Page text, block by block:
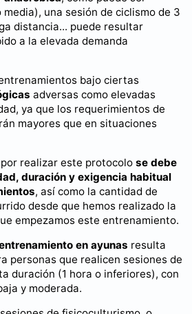
una sesión de ciclismo de 3
distancia... puede resultar
a la elevada demanda
bajo ciertas
adversas como elevadas
ya que los requerimientos de
mayores que en situaciones
realizar este protocolo se debe
duración y exigencia habitual
, así como la cantidad de
desde que hemos realizado la
empezamos este entrenamiento.
en ayunas resulta
personas que realicen sesiones de
duración (1 hora o inferiores), con
y moderada.